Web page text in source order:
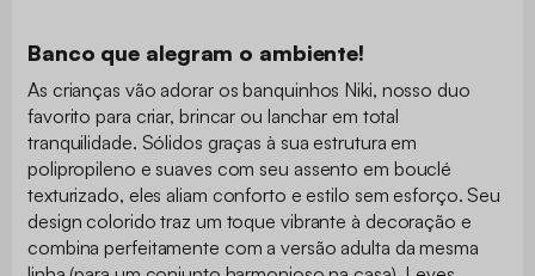
Banco que alegram o ambiente!
As crianças vão adorar os banquinhos Niki, nosso duo
favorito para criar, brincar ou lanchar em total
tranquilidade. Sólidos graças à sua estrutura em
polipropileno e suaves com seu assento em bouclé
texturizado, eles aliam conforto e estilo sem esforço. Seu
design colorido traz um toque vibrante à decoração e
combina perfeitamente com a versão adulta da mesma